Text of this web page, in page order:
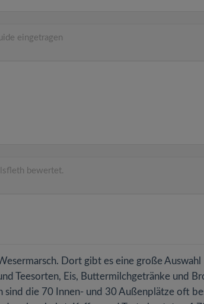
eingetragen
bewertet.
Dort gibt es eine große Auswahl
Teesorten, Eis, Buttermilchgetränke und
sind die 70 Innen- und 30 Außenplätze oft